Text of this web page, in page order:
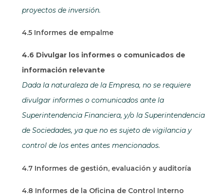
proyectos de inversión.
4.5 Informes de empalme
4.6 Divulgar los informes o comunicados de
información relevante
Dada la naturaleza de la Empresa, no se requiere
divulgar informes o comunicados ante la
Superintendencia Financiera, y/o la Superintendencia
de Sociedades, ya que no es sujeto de vigilancia y
control de los entes antes mencionados.
4.7 Informes de gestión, evaluación y auditoría
4.8 Informes de la Oficina de Control Interno